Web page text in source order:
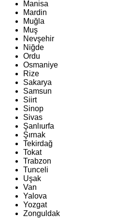
Manisa
Mardin
Muğla
Muş
Nevşehir
Niğde
Ordu
Osmaniye
Rize
Sakarya
Samsun
Siirt
Sinop
Sivas
Şanlıurfa
Şırnak
Tekirdağ
Tokat
Trabzon
Tunceli
Uşak
Van
Yalova
Yozgat
Zonguldak